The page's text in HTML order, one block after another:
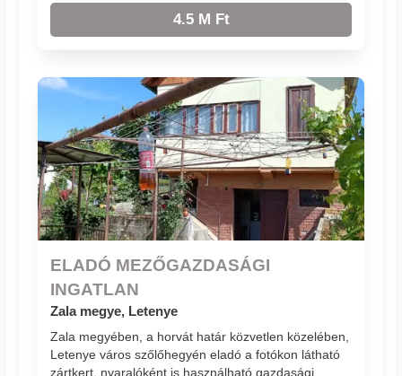
4.5 M Ft
ELADÓ MEZŐGAZDASÁGI
INGATLAN
Zala megye, Letenye
Zala megyében, a horvát határ közvetlen közelében,
Letenye város szőlőhegyén eladó a fotókon látható
zártkert, nyaralóként is használható gazdasági